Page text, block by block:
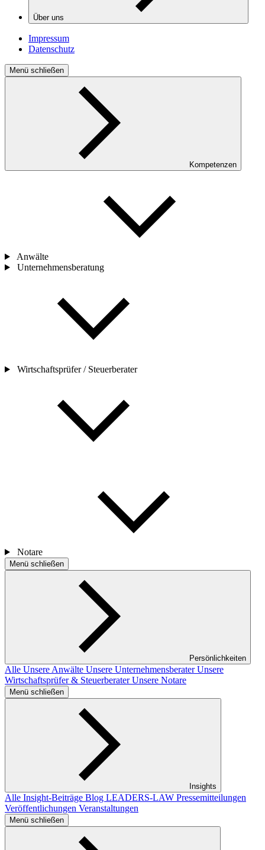
Über uns
Impressum
Datenschutz
Menü schließen
Kompetenzen
Anwälte
Unternehmensberatung
Wirtschaftsprüfer / Steuerberater
Notare
Menü schließen
Persönlichkeiten
Alle Unsere Anwälte Unsere UnternehmensberaterUnsere
Wirtschaftsprüfer & SteuerberaterUnsere Notare
Menü schließen
Insights
Alle Insight-Beiträge Blog LEADERS-LAW Pressemitteilungen
Veröffentlichungen Veranstaltungen
Menü schließen